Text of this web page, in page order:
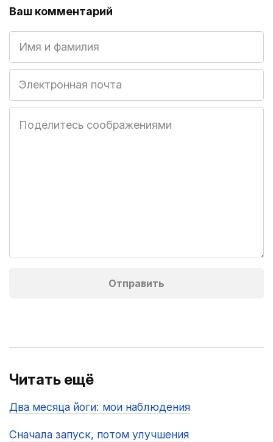
Ваш комментарий
Читать ещё
Два месяца йоги: мои наблюдения
Сначала запуск, потом улучшения